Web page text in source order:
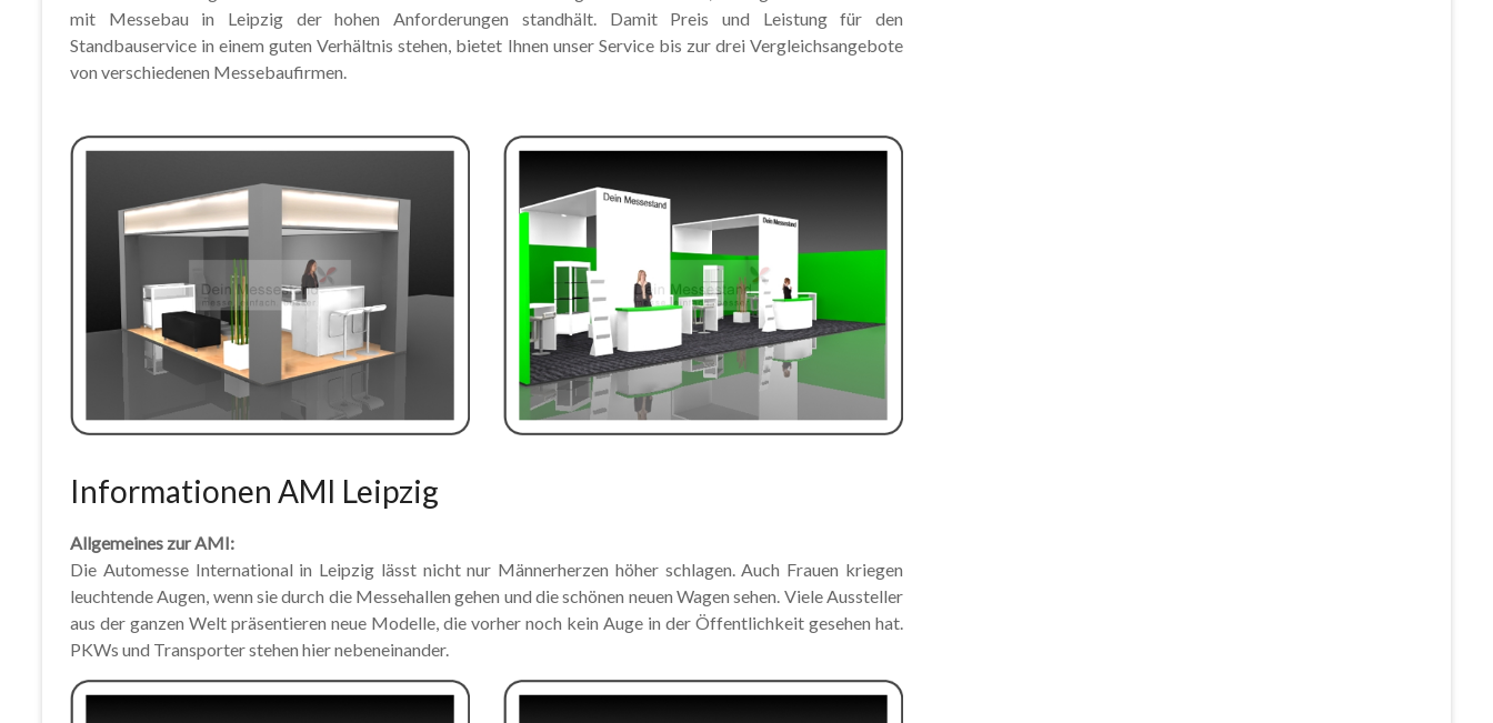
mit Messebau in Leipzig der hohen Anforderungen standhält. Damit Preis und Leistung für den
Standbauservice in einem guten Verhältnis stehen, bietet Ihnen unser Service bis zur drei Vergleichsangebote
von verschiedenen Messebaufirmen.
Informationen AMI Leipzig
Allgemeines zur AMI:
Die Automesse International in Leipzig lässt nicht nur Männerherzen höher schlagen. Auch Frauen kriegen
leuchtende Augen, wenn sie durch die Messehallen gehen und die schönen neuen Wagen sehen. Viele Aussteller
aus der ganzen Welt präsentieren neue Modelle, die vorher noch kein Auge in der Öffentlichkeit gesehen hat.
PKWs und Transporter stehen hier nebeneinander.